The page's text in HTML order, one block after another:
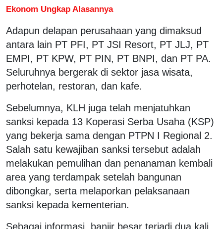
Ekonom Ungkap Alasannya
Adapun delapan perusahaan yang dimaksud
antara lain PT PFI, PT JSI Resort, PT JLJ, PT
EMPI, PT KPW, PT PIN, PT BNPI, dan PT PA.
Seluruhnya bergerak di sektor jasa wisata,
perhotelan, restoran, dan kafe.
Sebelumnya, KLH juga telah menjatuhkan
sanksi kepada 13 Koperasi Serba Usaha (KSP)
yang bekerja sama dengan PTPN I Regional 2.
Salah satu kewajiban sanksi tersebut adalah
melakukan pemulihan dan penanaman kembali
area yang terdampak setelah bangunan
dibongkar, serta melaporkan pelaksanaan
sanksi kepada kementerian.
Sebagai informasi, banjir besar terjadi dua kali